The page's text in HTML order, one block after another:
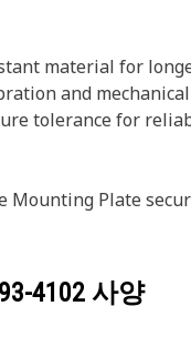
material for
and
tolerance for
Mounting Plate
4102 사양